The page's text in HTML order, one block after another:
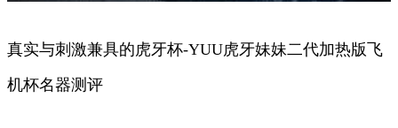
真实与刺激兼具的虎牙杯-YUU虎牙妹妹二代加热版飞
机杯名器测评